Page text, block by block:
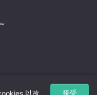
以改 接受